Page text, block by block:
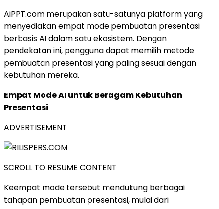
AiPPT.com merupakan satu-satunya platform yang
menyediakan empat mode pembuatan presentasi
berbasis AI dalam satu ekosistem. Dengan
pendekatan ini, pengguna dapat memilih metode
pembuatan presentasi yang paling sesuai dengan
kebutuhan mereka.
Empat Mode AI untuk Beragam Kebutuhan
Presentasi
ADVERTISEMENT
SCROLL TO RESUME CONTENT
Keempat mode tersebut mendukung berbagai
tahapan pembuatan presentasi, mulai dari